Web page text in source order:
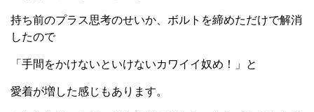
持ち前のプラス思考のせいか、ボルトを締めただけで解消
したので
「手間をかけないといけないカワイイ奴め！」と
愛着が増した感じもあります。